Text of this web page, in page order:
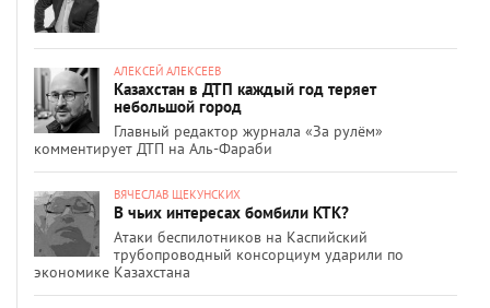
АЛЕКСЕЙ АЛЕКСЕЕВ
Казахстан в ДТП каждый год теряет
небольшой город
Главный редактор журнала «За рулём»
комментирует ДТП на Аль-Фараби
ВЯЧЕСЛАВ ЩЕКУНСКИХ
В чьих интересах бомбили КТК?
Атаки беспилотников на Каспийский
трубопроводный консорциум ударили по
экономике Казахстана